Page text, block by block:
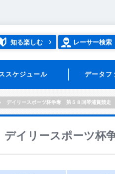
知る楽しむ レーサー検索
スケジュール データフ
デイリースポーツ杯争奪 第５８回琴浦賞競走
デイリースポーツ杯